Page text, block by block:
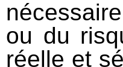
ou du
réelle et